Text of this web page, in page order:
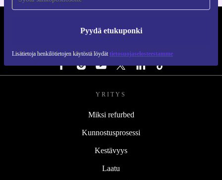
Pyydä etukuponki
Lisätietoja henkilötietojen käytöstä löydät tietosuojaselosteestamme
YRITYS
Miksi refurbed
Kunnostusprosessi
Kestävyys
Laatu